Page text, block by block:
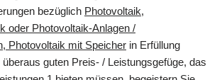
bezüglich Photovoltaik,
oder Photovoltaik-Anlagen /
Photovoltaik mit Speicher in Erfüllung
guten Preis- / Leistungsgefüge, das